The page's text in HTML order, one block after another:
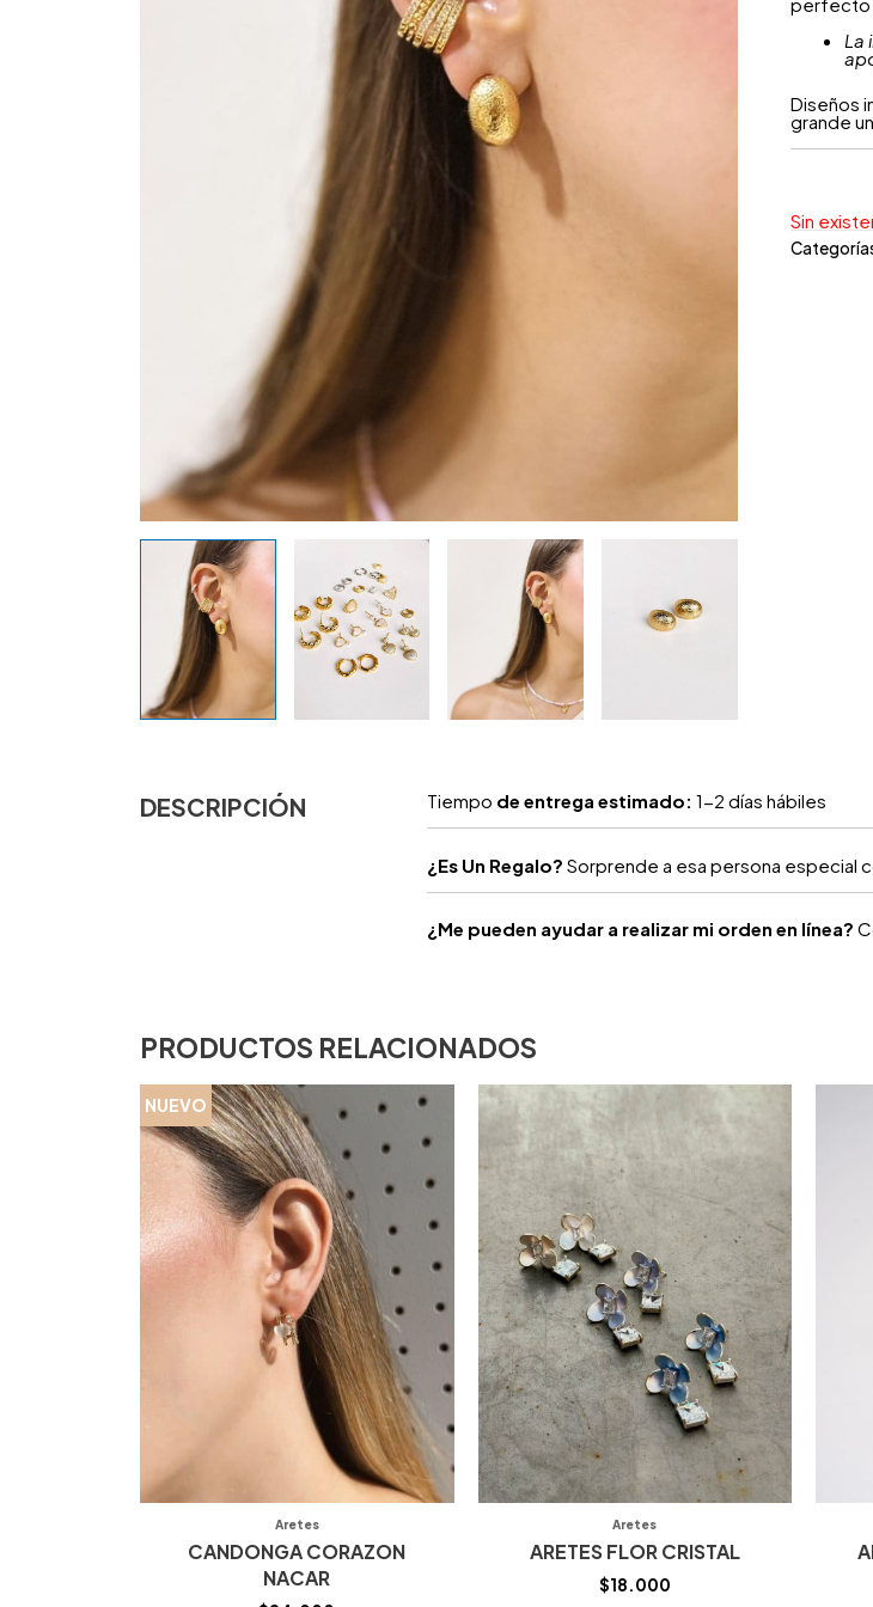
perfecto
La
Diseños
grande
Sin
DESCRIPCIÓN Tiempo de entrega estimado: 1-2 días hábiles
¿ Es Un Regalo? Sorprende a esa persona especial
¿Me pueden ayudar a realizar mi orden en línea?
PRODUCTOS RELACIONADOS
NUEVO
Aretes
CANDONGA CORAZON
NACAR
Aretes
ARETES FLOR CRISTAL
$18.000